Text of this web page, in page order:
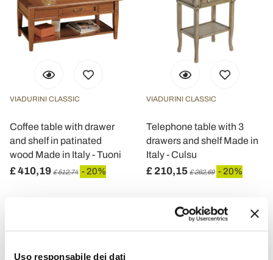
Uso responsabile dei dati
VIADURINI CLASSIC
Coffee table with drawer
and shelf in patinated
wood Made in Italy - Tuoni
£ 410,19 £ 512,74 - 20%
VIADURINI CLASSIC
Telephone table with 3
drawers and shelf Made in
Italy - Culsu
£ 210,15 £ 262,69 - 20%